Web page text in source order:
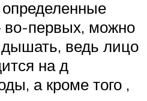
во-первых, можно
ведь лицо
на д
а кроме того ,